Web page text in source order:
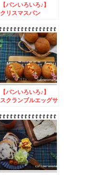
【パンいろいろ♪】
クリスマスパン
【パンいろいろ♪】
スクランブルエッグサ